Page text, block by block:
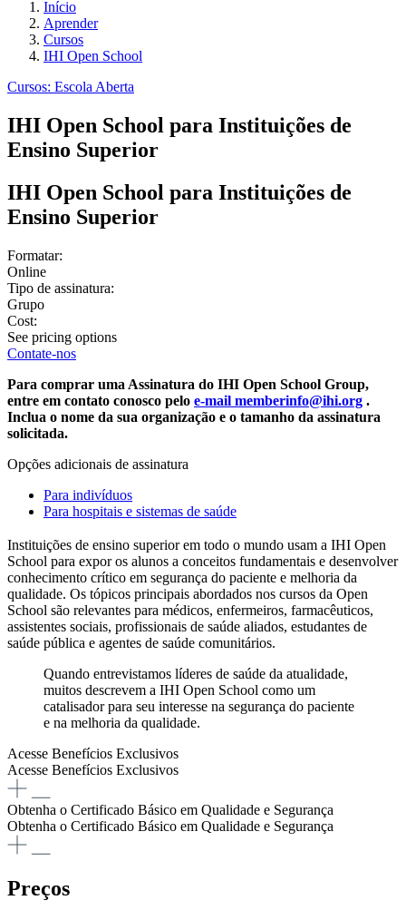
Início
Aprender
Cursos
IHI Open School
Cursos: Escola Aberta
IHI Open School para Instituições de
Ensino Superior
IHI Open School para Instituições de
Ensino Superior
Formatar:
Online
Tipo de assinatura:
Grupo
Cost:
See pricing options
Contate-nos
Para comprar uma Assinatura do IHI Open School Group,
entre em contato conosco pelo e-mail memberinfo@ihi.org .
Inclua o nome da sua organização e o tamanho da assinatura
solicitada.
Opções adicionais de assinatura
Para indivíduos
Para hospitais e sistemas de saúde
Instituições de ensino superior em todo o mundo usam a IHI Open
School para expor os alunos a conceitos fundamentais e desenvolver
conhecimento crítico em segurança do paciente e melhoria da
qualidade. Os tópicos principais abordados nos cursos da Open
School são relevantes para médicos, enfermeiros, farmacêuticos,
assistentes sociais, profissionais de saúde aliados, estudantes de
saúde pública e agentes de saúde comunitários.
Quando entrevistamos líderes de saúde da atualidade,
muitos descrevem a IHI Open School como um
catalisador para seu interesse na segurança do paciente
e na melhoria da qualidade.
Acesse Benefícios Exclusivos
Acesse Benefícios Exclusivos
Obtenha o Certificado Básico em Qualidade e Segurança
Obtenha o Certificado Básico em Qualidade e Segurança
Preços